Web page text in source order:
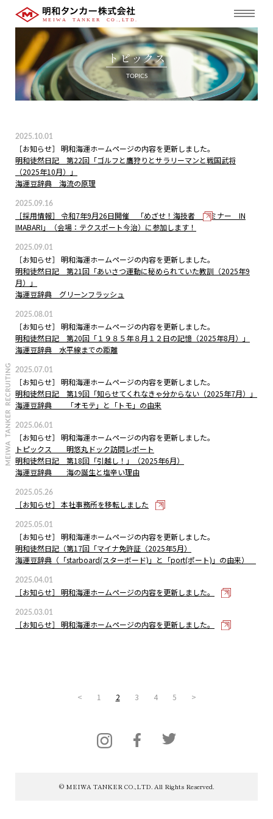
トピックス
TOPICS
2025.10.01
［お知らせ］ 明和海運ホームページの内容を更新しました。
明和徒然日記 第22回「ゴルフと鷹狩りとサラリーマンと戦国武将
（2025年10月）」
海運豆辞典 海流の原理
2025.09.16
［採用情報］ 令和7年9月26日開催 「めざせ！海技者 セミナー IN
IMABARI」（会場：テクスポート今治）に参加します！
2025.09.01
［お知らせ］ 明和海運ホームページの内容を更新しました。
明和徒然日記 第21回「あいさつ運動に秘められていた教訓（2025年9
月）」
海運豆辞典 グリーンフラッシュ
2025.08.01
［お知らせ］ 明和海運ホームページの内容を更新しました。
明和徒然日記 第20回「１９８５年８月１２日の記憶（2025年8月）」
海運豆辞典 水平線までの距離
2025.07.01
［お知らせ］ 明和海運ホームページの内容を更新しました。
明和徒然日記 第19回「知らせてくれなきゃ分からない（2025年7月）」
海運豆辞典 「オモテ」と「トモ」の由来
2025.06.01
［お知らせ］ 明和海運ホームページの内容を更新しました。
トピックス 明悠丸ドック訪問レポート
明和徒然日記 第18回「引越し！」（2025年6月）
海運豆辞典 海の誕生と塩辛い理由
2025.05.26
［お知らせ］ 本社事務所を移転しました
2025.05.01
［お知らせ］ 明和海運ホームページの内容を更新しました。
明和徒然日記（第17回「マイナ免許証（2025年5月）
海運豆辞典（「starboard(スターボード)」と「port(ポート)」の由来）
2025.04.01
［お知らせ］ 明和海運ホームページの内容を更新しました。
2025.03.01
［お知らせ］ 明和海運ホームページの内容を更新しました。
< 1 2 3 4 5 >
© MEIWA TANKER CO.,LTD. All Rights Reserved.